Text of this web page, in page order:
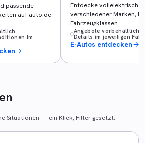
passende
auf auto.de
im
Entdecke vollelektrische
verschiedener Marken,
Fahrzeugklassen.
Angebote vorbehaltlich
Details im jeweiligen
E-Autos entdecken
Situationen — ein Klick, Filter gesetzt.